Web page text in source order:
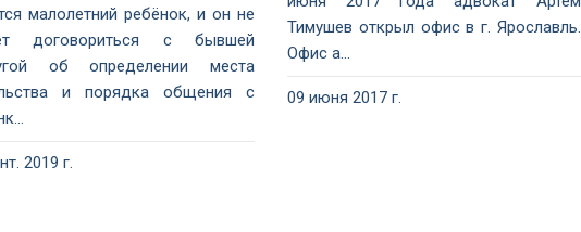
малолетний ребёнок, и он не
договориться с бывшей
об определении места
и порядка общения с
2019 г.
Тимушев открыл офис в г. Ярославль.
Офис а...
09 июня 2017 г.